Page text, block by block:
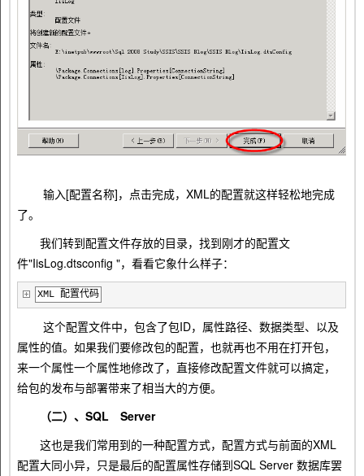
输入[配置名称]，点击完成，XML的配置就这样轻松地完成
了。
我们转到配置文件存放的目录，找到刚才的配置文
件"IisLog.dtsconfig "，看看它象什么样子：
XML 配置代码
这个配置文件中，包含了包ID，属性路径、数据类型、以及
属性的值。如果我们要修改包的配置，也就再也不用在打开包，
来一个属性一个属性地修改了，直接修改配置文件就可以搞定，
给包的发布与部署带来了相当大的方便。
（二）、SQL Server
这也是我们常用到的一种配置方式，配置方式与前面的XML
配置大同小异，只是最后的配置属性存储到SQL Server 数据库罢